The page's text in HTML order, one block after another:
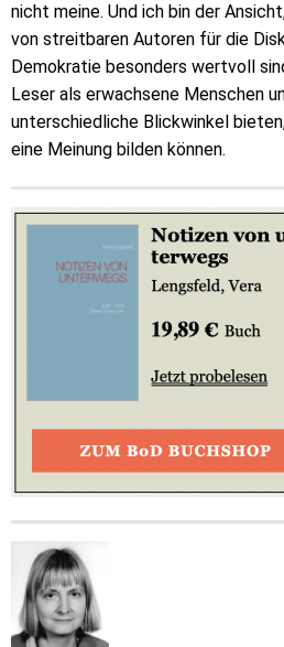
nicht meine. Und ich bin der
von streitbaren Autoren für die
Demokratie besonders wertvoll
Leser als erwachsene Menschen
unterschiedliche Blickwinkel
eine Meinung bilden können.